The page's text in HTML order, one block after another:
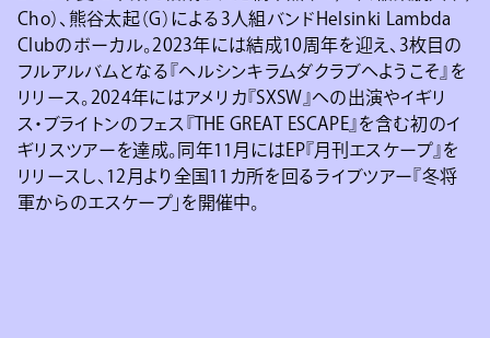
Cho）、熊谷太起（G）による3人組バンドHelsinki Lambda
Clubのボーカル。2023年には結成10周年を迎え、3枚目の
フルアルバムとなる『ヘルシンキラムダクラブへようこそ』を
リリース。2024年にはアメリカ『SXSW』への出演やイギリ
ス・ブライトンのフェス『THE GREAT ESCAPE』を含む初のイ
ギリスツアーを達成。同年11月にはEP『月刊エスケープ』を
リリースし、12月より全国11カ所を回るライブツアー『冬将
軍からのエスケープ」を開催中。